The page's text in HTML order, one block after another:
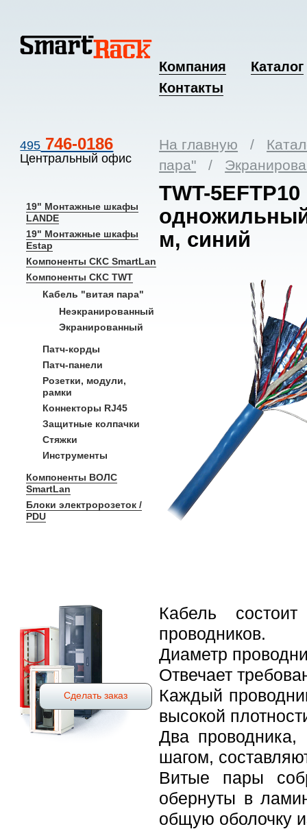
Компания
Каталог
Контакты
495 746-0186
Центральный офис
19" Монтажные шкафы
LANDE
19" Монтажные шкафы
Estap
Компоненты СКС SmartLan
Компоненты СКС TWT
Кабель "витая пара"
Неэкранированный
Экранированный
Патч-корды
Патч-панели
Розетки, модули,
рамки
Коннекторы RJ45
Защитные колпачки
Стяжки
Инструменты
Компоненты ВОЛС
SmartLan
Блоки электророзеток /
PDU
Сделать заказ
На главную /
пара" /
TWT-
м, синий
Кабель
проводников.
Диаметр
Отвечает
Каждый
высокой
Два проводника,
шагом,
Витые пары
обернуты в
общую оболочку